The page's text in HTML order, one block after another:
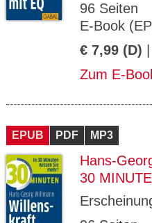
96 Seiten
E-Book
€ 7,99 (D)
Zum E-
EPUB PDF MP3
Hans-
30